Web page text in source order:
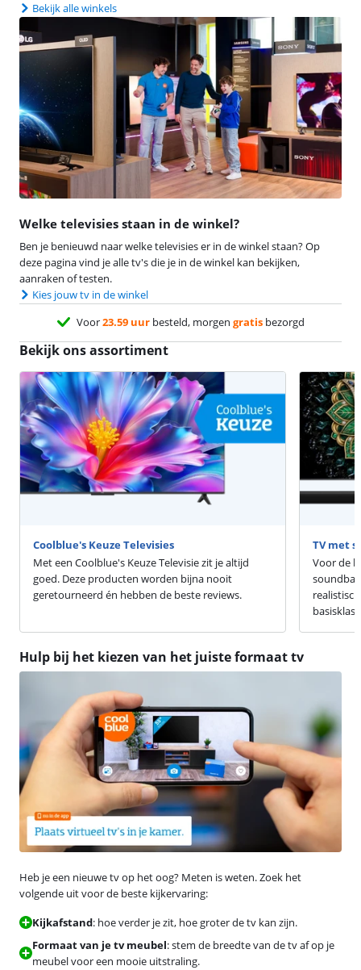
Bekijk alle winkels
Welke televisies staan in de winkel?
Ben je benieuwd naar welke televisies er in de winkel staan? Op
deze pagina vind je alle tv's die je in de winkel kan bekijken,
aanraken of testen.
Kies jouw tv in de winkel
Voor23.59 uurbesteld, morgen gratisbezorgd
Bekijk ons assortiment
Coolblue's Keuze Televisies
Met een Coolblue's Keuze Televisie zit je altijd
goed. Deze producten worden bijna nooit
geretourneerd én hebben de beste reviews.
TV met
Voor de
soundbar
Hulp bij het kiezen van het juiste formaat tv
Heb je een nieuwe tv op het oog? Meten is weten. Zoek het
volgende uit voor de beste kijkervaring:
Kijkafstand: hoe verder je zit, hoe groter de tv kan zijn.
Formaat van je tv meubel: stem de breedte van de tv af op je
meubel voor een mooie uitstraling.